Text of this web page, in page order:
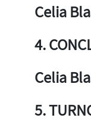
Celia
4.
Celia
5.